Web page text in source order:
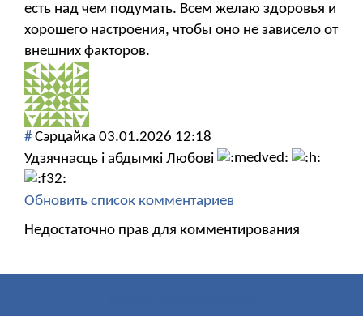
есть над чем подумать. Всем желаю здоровья и
хорошего настроения, чтобы оно не зависело от
внешних факторов.
# Сэрцайка 03.01.2026 12:18
Удзячнасць і абдымкі Любові
Обновить список комментариев
Недостаточно прав для комментирования